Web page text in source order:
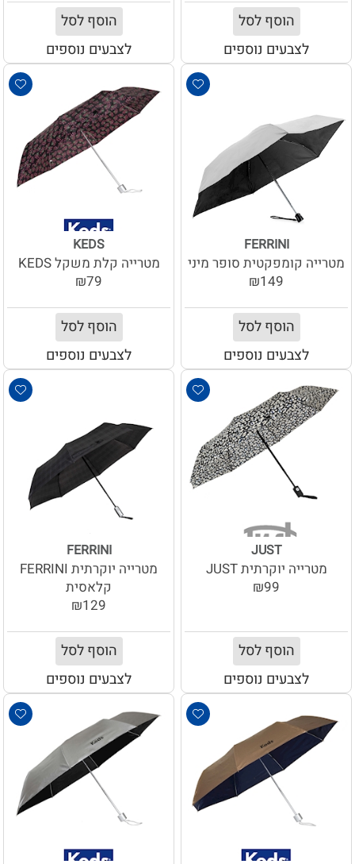
הוסף לסל
לצבעים נוספים
הוסף לסל
לצבעים נוספים
FERRINI
מטרייה קומפקטית סופר מיני
₪149
הוסף לסל
לצבעים נוספים
KEDS
מטרייה קלת משקל KEDS
₪79
הוסף לסל
לצבעים נוספים
JUST
מטרייה יוקרתית JUST
₪99
הוסף לסל
לצבעים נוספים
FERRINI
מטרייה יוקרתית FERRINI
קלאסית
₪129
הוסף לסל
לצבעים נוספים